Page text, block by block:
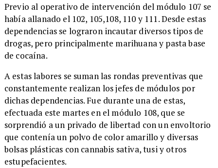
​Previo al operativo de intervención del módulo 107 se
había allanado el 102, 105,108, 110 y 111. Desde estas
dependencias se lograron incautar diversos tipos de
drogas, pero principalmente marihuana y pasta base
de cocaína.
​A estas labores se suman las rondas preventivas que
constantemente realizan los jefes de módulos por
dichas dependencias. Fue durante una de estas,
efectuada este martes en el módulo 108, que se
sorprendió a un privado de libertad con un envoltorio
que contenía un polvo de color amarillo y diversas
bolsas plásticas con cannabis sativa, tusi y otros
estupefacientes.